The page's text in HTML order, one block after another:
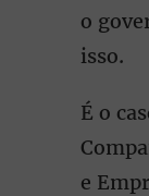
o
isso.
É o
e